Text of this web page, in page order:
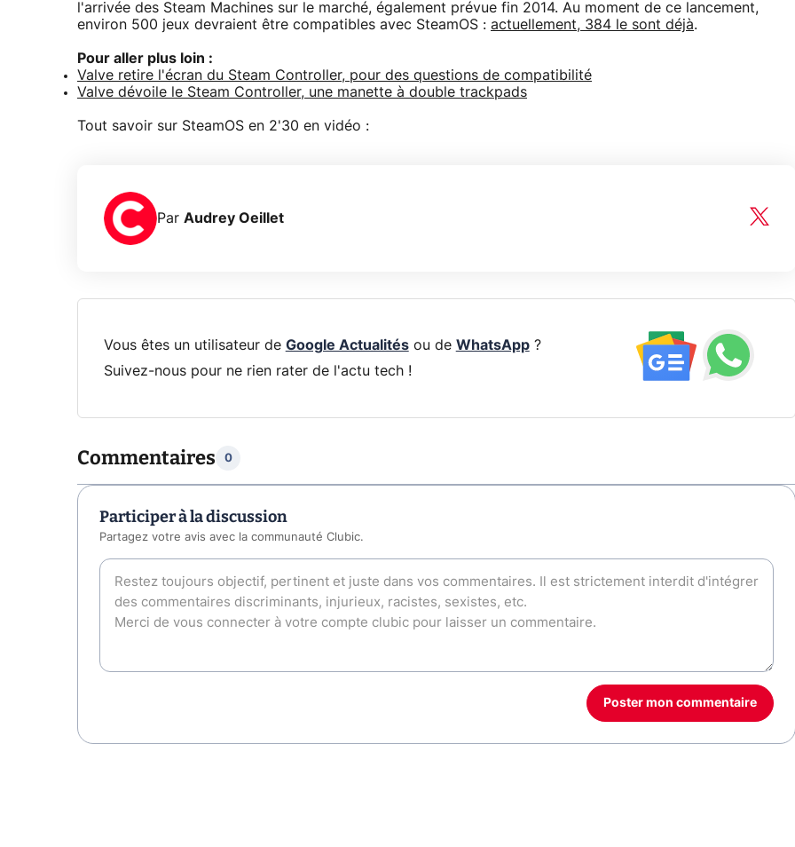
l'arrivée des Steam Machines sur le marché, également prévue fin 2014. Au moment de ce lancement,
environ 500 jeux devraient être compatibles avec SteamOS : actuellement, 384 le sont déjà.
Pour aller plus loin :
Valve retire l'écran du Steam Controller, pour des questions de compatibilité
Valve dévoile le Steam Controller, une manette à double trackpads
Tout savoir sur SteamOS en 2'30 en vidéo :
Par Audrey Oeillet
Vous êtes un utilisateur de Google Actualitésou de WhatsApp?
Suivez-nous pour ne rien rater de l'actu tech !
Commentaires 0
Participer à la discussion
Partagez votre avis avec la communauté Clubic.
Poster mon commentaire